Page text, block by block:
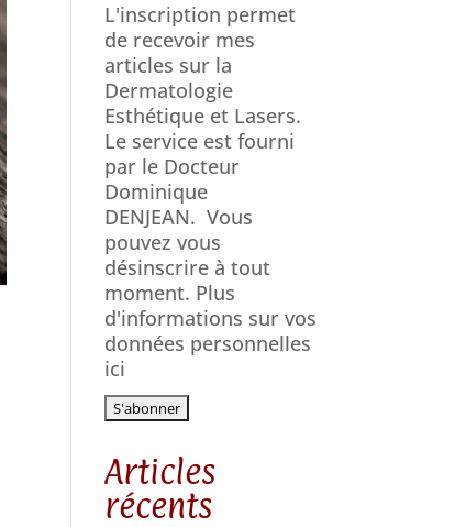
L'inscription permet
de recevoir mes
articles sur la
Dermatologie
Esthétique et Lasers.
Le service est fourni
par le Docteur
Dominique
DENJEAN.Vous
pouvez vous
désinscrire à tout
moment. Plus
d'informations sur vos
données personnelles
ici
Articles
récents